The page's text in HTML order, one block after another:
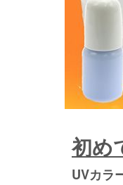
初め
UVカラ